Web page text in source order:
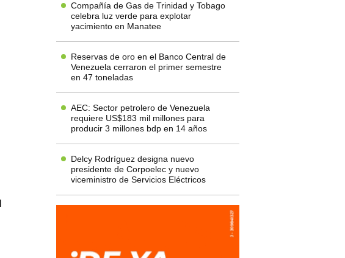
Compañía de Gas de Trinidad y Tobago
celebra luz verde para explotar
yacimiento en Manatee
Reservas de oro en el Banco Central de
Venezuela cerraron el primer semestre
en 47 toneladas
AEC: Sector petrolero de Venezuela
requiere US$183 mil millones para
producir 3 millones bdp en 14 años
Delcy Rodríguez designa nuevo
presidente de Corpoelec y nuevo
viceministro de Servicios Eléctricos